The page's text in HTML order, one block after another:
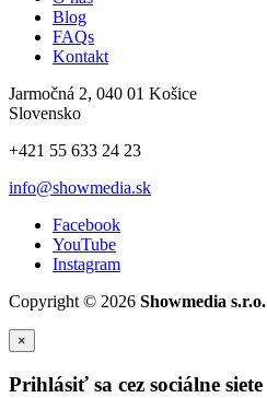
Blog
FAQs
Kontakt
Jarmočná 2, 040 01 Košice
Slovensko
+421 55 633 24 23
info@showmedia.sk
Facebook
YouTube
Instagram
Copyright © 2026 Showmedia s.r.o.
×
Prihlásiť sa cez sociálne siete